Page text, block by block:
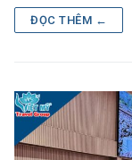
ĐỌC THÊM ←